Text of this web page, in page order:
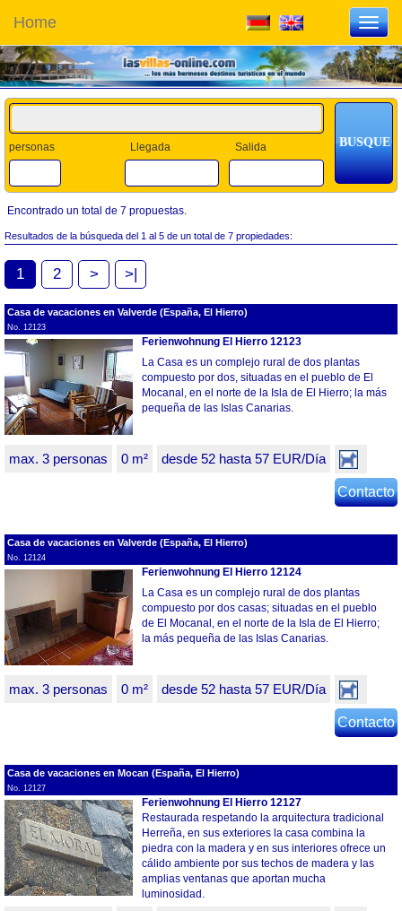
Home
personas Llegada Salida
Encontrado un total de 7 propuestas.
Resultados de la búsqueda del 1 al 5 de un total de 7 propiedades:
1 2 > >|
Casa de vacaciones en Valverde (España, El Hierro)
No. 12123
Ferienwohnung El Hierro 12123
La Casa es un complejo rural de dos plantas
compuesto por dos, situadas en el pueblo de El
Mocanal, en el norte de la Isla de El Hierro; la más
pequeña de las Islas Canarias.
max. 3 personas 0 m² desde 52 hasta 57 EUR/Día
Contacto
Casa de vacaciones en Valverde (España, El Hierro)
No. 12124
Ferienwohnung El Hierro 12124
La Casa es un complejo rural de dos plantas
compuesto por dos casas; situadas en el pueblo
de El Mocanal, en el norte de la Isla de El Hierro;
la más pequeña de las Islas Canarias.
max. 3 personas 0 m² desde 52 hasta 57 EUR/Día
Contacto
Casa de vacaciones en Mocan (España, El Hierro)
No. 12127
Ferienwohnung El Hierro 12127
Restaurada respetando la arquitectura tradicional
Herreña, en sus exteriores la casa combina la
piedra con la madera y en sus interiores ofrece un
cálido ambiente por sus techos de madera y las
amplias ventanas que aportan mucha
luminosidad.